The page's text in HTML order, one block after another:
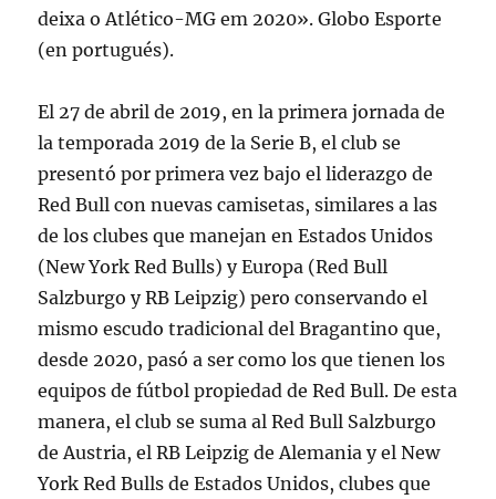
deixa o Atlético-MG em 2020». Globo Esporte
(en portugués).
El 27 de abril de 2019, en la primera jornada de
la temporada 2019 de la Serie B, el club se
presentó por primera vez bajo el liderazgo de
Red Bull con nuevas camisetas, similares a las
de los clubes que manejan en Estados Unidos
(New York Red Bulls) y Europa (Red Bull
Salzburgo y RB Leipzig) pero conservando el
mismo escudo tradicional del Bragantino que,
desde 2020, pasó a ser como los que tienen los
equipos de fútbol propiedad de Red Bull. De esta
manera, el club se suma al Red Bull Salzburgo
de Austria, el RB Leipzig de Alemania y el New
York Red Bulls de Estados Unidos, clubes que